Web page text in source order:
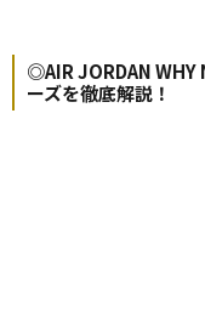
◎AIR JORDAN WHY
ーズを徹底解説！